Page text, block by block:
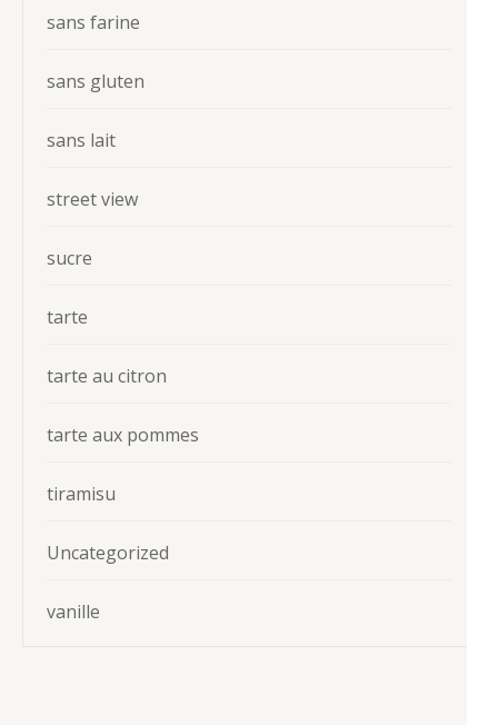
sans farine
sans gluten
sans lait
street view
sucre
tarte
tarte au citron
tarte aux pommes
tiramisu
Uncategorized
vanille